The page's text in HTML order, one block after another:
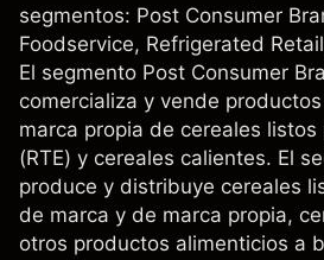
segmentos: Post Consumer
Foodservice, Refrigerated
El segmento Post Consumer
comercializa y vende
marca propia de cereales listos
(RTE) y cereales calientes. El
produce y distribuye cereales
de marca y de marca propia,
otros productos alimenticios a